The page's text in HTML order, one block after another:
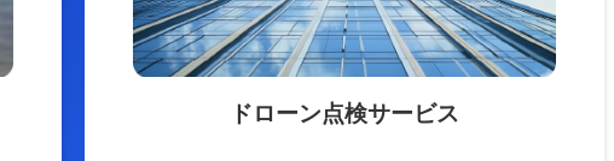
ドローン点検サービス